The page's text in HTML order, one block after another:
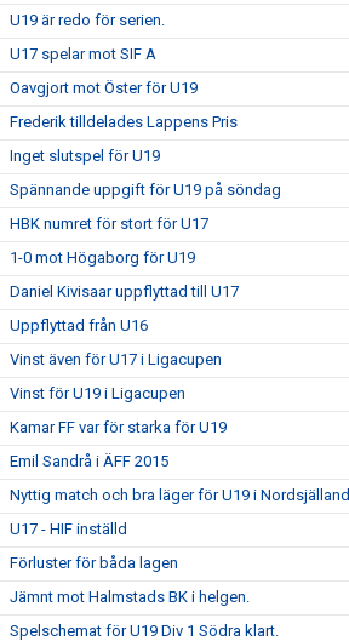
U19 är redo för serien.
U17 spelar mot SIF A
Oavgjort mot Öster för U19
Frederik tilldelades Lappens Pris
Inget slutspel för U19
Spännande uppgift för U19 på söndag
HBK numret för stort för U17
1-0 mot Högaborg för U19
Daniel Kivisaar uppflyttad till U17
Uppflyttad från U16
Vinst även för U17 i Ligacupen
Vinst för U19 i Ligacupen
Kamar FF var för starka för U19
Emil Sandrå i ÄFF 2015
Nyttig match och bra läger för U19 i Nordsjälland
U17 - HIF inställd
Förluster för båda lagen
Jämnt mot Halmstads BK i helgen.
Spelschemat för U19 Div 1 Södra klart.